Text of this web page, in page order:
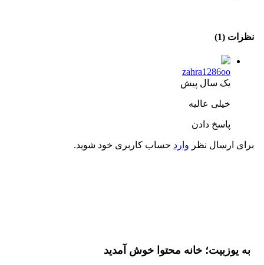
نظرات (1)
zahra1286oo
یک سال پیش
خیلی عالیه
پاسخ دادن
برای ارسال نظر وارد حساب کاربری خود شوید.
به یوزبیت؛ خانه محتوا خوش آمدید